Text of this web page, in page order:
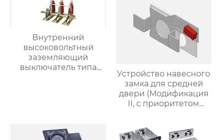
Внутренний
высоковольтный
заземляющий
выключатель типа
Устройство навесного
замка для средней
двери (Модификация
II, с приоритетом